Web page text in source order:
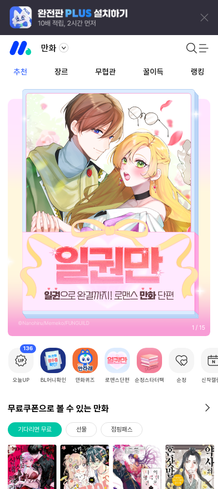
만화
추천 장르 무협관 꿀이득 랭킹
2 / 15
136
오늘UP BL머니확인 만화퀴즈 로맨스단편 순정스타터팩 순정 신작캘
무료쿠폰으로 볼 수 있는 만화
기다리면 무료 선물 점핑패스